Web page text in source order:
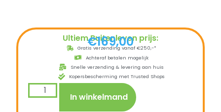
Ultiem Buitenleven prijs:
€169,00
Gratis verzending vanaf €250,-*
Achteraf betalen mogelijk
Snelle verzending & levering aan huis
Kopersbescherming met Trusted Shops
In winkelmand